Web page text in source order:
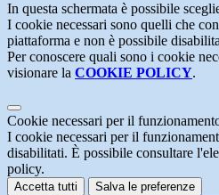
In questa schermata è possibile
I cookie necessari sono quelli che
piattaforma e non è possibile
Per conoscere quali sono i cookie
visionare la COOKIE POLICY.
Cookie necessari per il
I cookie necessari per il
disabilitati. È possibile consultare
policy.
Accetta tutti Salva le preferenze